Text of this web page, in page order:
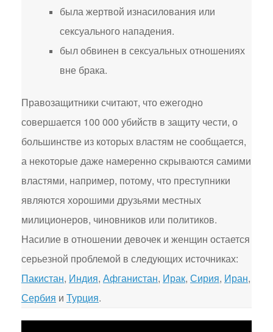
была жертвой изнасилования или
сексуального нападения.
был обвинен в сексуальных отношениях
вне брака.
Правозащитники считают, что ежегодно
совершается 100 000 убийств в защиту чести, о
большинстве из которых властям не сообщается,
а некоторые даже намеренно скрываются самими
властями, например, потому, что преступники
являются хорошими друзьями местных
милиционеров, чиновников или политиков.
Насилие в отношении девочек и женщин остается
серьезной проблемой в следующих источниках:
Пакистан, Индия, Афганистан, Ирак, Сирия, Иран,
Сербия и Турция.